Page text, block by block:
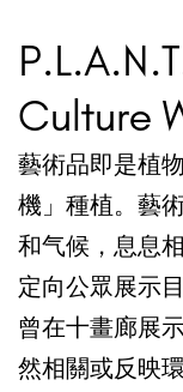
Culture
藝術品即是植
機」種植。藝
和气候，息息
定向公眾展示
曾在十畫廊展
然相關或反映